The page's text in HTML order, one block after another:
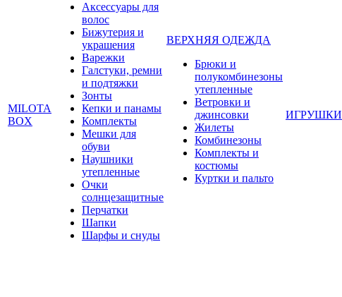
MILOTA
BOX
Аксессуары для
волос
Бижутерия и
украшения
Варежки
Галстуки, ремни
и подтяжки
Зонты
Кепки и панамы
Комплекты
Мешки для
обуви
Наушники
утепленные
Очки
солнцезащитные
Перчатки
Шапки
Шарфы и снуды
ВЕРХНЯЯ ОДЕЖДА
Брюки и
полукомбинезоны
утепленные
Ветровки и
джинсовки
Жилеты
Комбинезоны
Комплекты и
костюмы
Куртки и пальто
ИГРУШКИ